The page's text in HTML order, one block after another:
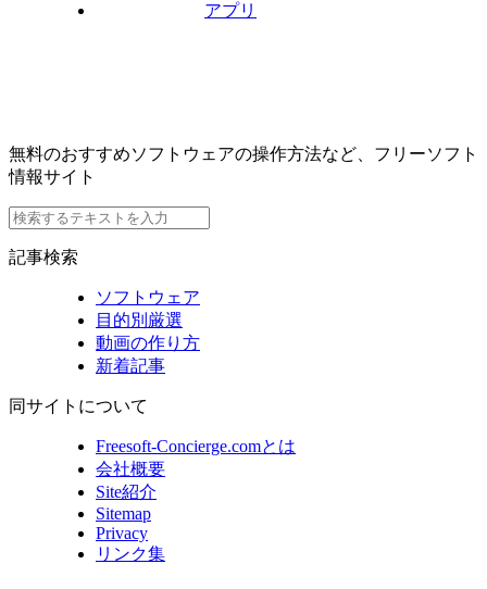
アプリ
無料のおすすめソフトウェアの操作方法など、フリーソフト
情報サイト
記事検索
ソフトウェア
目的別厳選
動画の作り方
新着記事
同サイトについて
Freesoft-Concierge.comとは
会社概要
Site紹介
Sitemap
Privacy
リンク集